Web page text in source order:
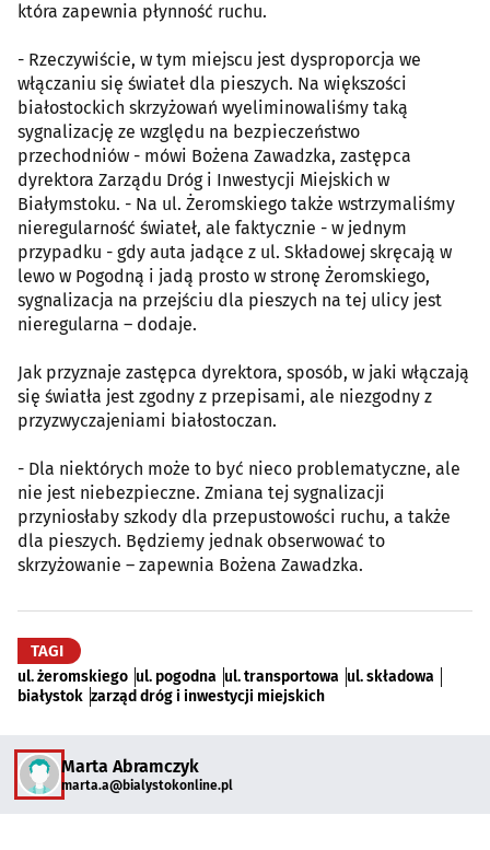
która zapewnia płynność ruchu.
- Rzeczywiście, w tym miejscu jest dysproporcja we
włączaniu się świateł dla pieszych. Na większości
białostockich skrzyżowań wyeliminowaliśmy taką
sygnalizację ze względu na bezpieczeństwo
przechodniów - mówi Bożena Zawadzka, zastępca
dyrektora Zarządu Dróg i Inwestycji Miejskich w
Białymstoku. - Na ul. Żeromskiego także wstrzymaliśmy
nieregularność świateł, ale faktycznie - w jednym
przypadku - gdy auta jadące z ul. Składowej skręcają w
lewo w Pogodną i jadą prosto w stronę Żeromskiego,
sygnalizacja na przejściu dla pieszych na tej ulicy jest
nieregularna – dodaje.
Jak przyznaje zastępca dyrektora, sposób, w jaki włączają
się światła jest zgodny z przepisami, ale niezgodny z
przyzwyczajeniami białostoczan.
- Dla niektórych może to być nieco problematyczne, ale
nie jest niebezpieczne. Zmiana tej sygnalizacji
przyniosłaby szkody dla przepustowości ruchu, a także
dla pieszych. Będziemy jednak obserwować to
skrzyżowanie – zapewnia Bożena Zawadzka.
TAGI
ul. żeromskiego ul. pogodna ul. transportowa ul. składowa
białystok zarząd dróg i inwestycji miejskich
Marta Abramczyk
marta.a@bialystokonline.pl